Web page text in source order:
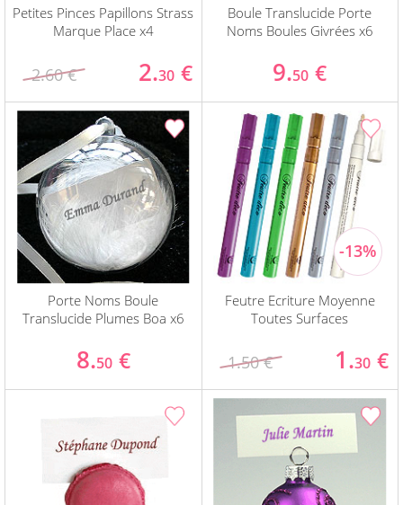
Petites Pinces Papillons Strass
Marque Place x4
2.60 € 2.30 €
Boule Translucide Porte
Noms Boules Givrées x6
9.50 €
Porte Noms Boule
Translucide Plumes Boa x6
8.50 €
Feutre Ecriture Moyenne
Toutes Surfaces
1.50 € 1.30 €